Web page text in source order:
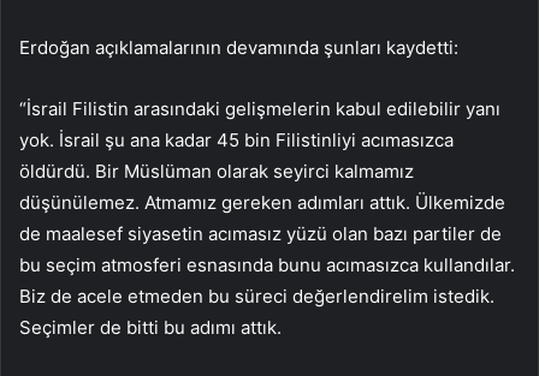
Erdoğan açıklamalarının devamında şunları kaydetti:
“İsrail Filistin arasındaki gelişmelerin kabul edilebilir yanı
yok. İsrail şu ana kadar 45 bin Filistinliyi acımasızca
öldürdü. Bir Müslüman olarak seyirci kalmamız
düşünülemez. Atmamız gereken adımları attık. Ülkemizde
de maalesef siyasetin acımasız yüzü olan bazı partiler de
bu seçim atmosferi esnasında bunu acımasızca kullandılar.
Biz de acele etmeden bu süreci değerlendirelim istedik.
Seçimler de bitti bu adımı attık.